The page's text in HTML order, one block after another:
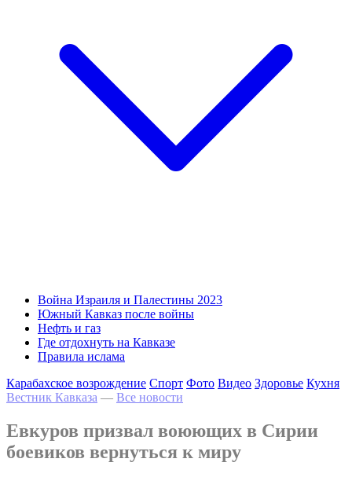
Война Израиля и Палестины 2023
Южный Кавказ после войны
Нефть и газ
Где отдохнуть на Кавказе
Правила ислама
Карабахское возрождение Спорт Фото Видео Здоровье Кухня
Вестник Кавказа — Все новости
Евкуров призвал воюющих в Сирии
боевиков вернуться к миру